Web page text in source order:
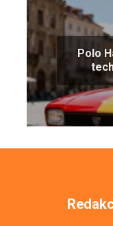
Polo